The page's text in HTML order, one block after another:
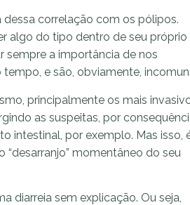
correlação com os pólipos.
algo do tipo dentro de seu próprio
sempre a importância de nos
e são, obviamente,
principalmente os mais
as suspeitas, por
intestinal, por exemplo. Mas isso,
momentâneo do seu
diarreia sem explicação. Ou seja,